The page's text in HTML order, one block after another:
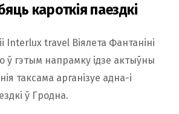
кароткія паездкі
Interlux travel Віялета Фантаніні
ў гэтым напрамку ідзе актыўны
таксама арганізуе адна-і
ў Гродна.